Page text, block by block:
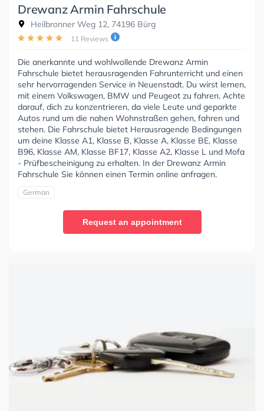
Drewanz Armin Fahrschule
Heilbronner Weg 12, 74196 Bürg
11 Reviews
Die anerkannte und wohlwollende Drewanz Armin
Fahrschule bietet herausragenden Fahrunterricht und einen
sehr hervorragenden Service in Neuenstadt. Du wirst lernen,
mit einem Volkswagen, BMW und Peugeot zu fahren. Achte
darauf, dich zu konzentrieren, da viele Leute und geparkte
Autos rund um die nahen Wohnstraßen gehen, fahren und
stehen. Die Fahrschule bietet Herausragende Bedingungen
um deine Klasse A1, Klasse B, Klasse A, Klasse BE, Klasse
B96, Klasse AM, Klasse BF17, Klasse A2, Klasse L und Mofa
- Prüfbescheinigung zu erhalten. In der Drewanz Armin
Fahrschule Sie können einen Termin online anfragen.
German
Request an appointment